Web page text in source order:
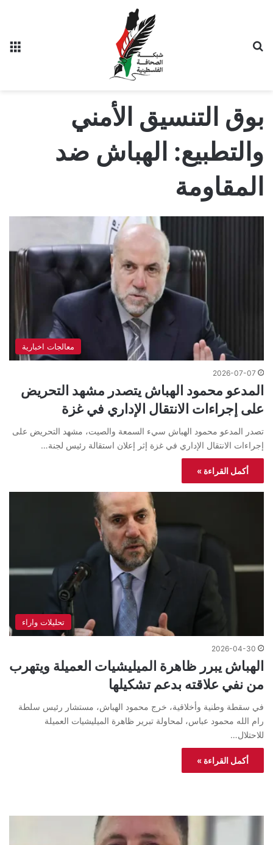
بوق التنسيق الأمني
والتطبيع: الهباش ضد
المقاومة
معالجات اخبارية
2026-07-07
المدعو محمود الهباش يتصدر مشهد التحريض
على إجراءات الانتقال الإداري في غزة
تصدر المدعو محمود الهباش سيء السمعة والصيت، مشهد التحريض على
إجراءات الانتقال الإداري في غزة إثر إعلان استقالة رئيس لجنة…
أكمل القراءة »
تحليلات واراء
2026-04-30
الهباش يبرر ظاهرة الميليشيات العميلة ويتهرب
من نفي علاقته بدعم تشكيلها
في سقطة وطنية وأخلاقية، خرج محمود الهباش، مستشار رئيس سلطة
رام الله محمود عباس، لمحاولة تبرير ظاهرة الميليشيات العميلة
للاحتلال…
أكمل القراءة »